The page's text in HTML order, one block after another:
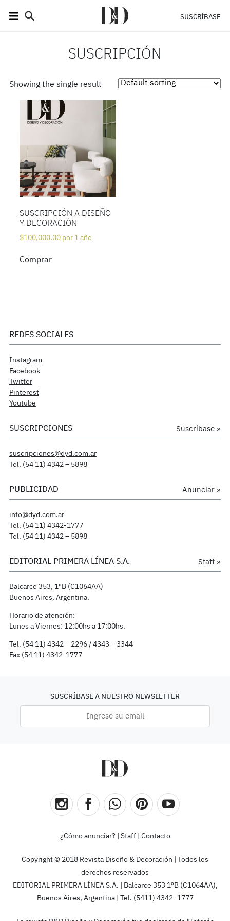
SUSCRÍBASE
SUSCRIPCIÓN
Showing the single result
SUSCRIPCIÓN A DISEÑO
Y DECORACIÓN
$100,000.00 por 1 año
Comprar
REDES SOCIALES
Instagram
Facebook
Twitter
Pinterest
Youtube
Suscríbase »
SUSCRIPCIONES
suscripciones@dyd.com.ar
Tel. (54 11) 4342 – 5898
Anunciar »
PUBLICIDAD
info@dyd.com.ar
Tel. (54 11) 4342-1777
Tel. (54 11) 4342 – 5898
Staff »
EDITORIAL PRIMERA LÍNEA S.A.
Balcarce 353, 1ºB (C1064AA)
Buenos Aires, Argentina.
Horario de atención:
Lunes a Viernes: 12:00hs a 17:00hs.
Tel. (54 11) 4342 – 2296 / 4343 – 3344
Fax (54 11) 4342-1777
SUSCRÍBASE A NUESTRO NEWSLETTER
¿Cómo anunciar? Staff| Contacto
Copyright © 2018 Revista Diseño & Decoración | Todos los
derechos reservados
EDITORIAL PRIMERA LÍNEA S.A. | Balcarce 353 1ºB (C1064AA),
Buenos Aires, Argentina | Tel. (5411) 4342–1777